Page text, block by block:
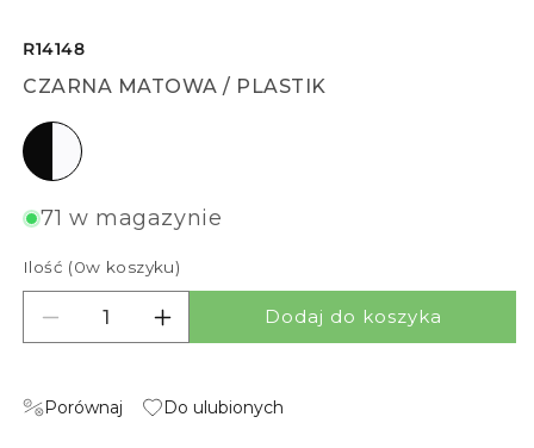
R14148
CZARNA MATOWA / PLASTIK
czarna matowa / plastik
71 w magazynie
Ilość (0w koszyku)
Zmniejsz ilość dla ALISA 60
Zwiększ ilość dla ALISA 60
Dodaj do koszyka
Porównaj Do ulubionych